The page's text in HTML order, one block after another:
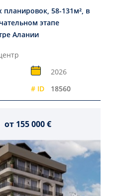
58-131м², в
этапе
Алании
2026
# ID 18560
от 155 000 €